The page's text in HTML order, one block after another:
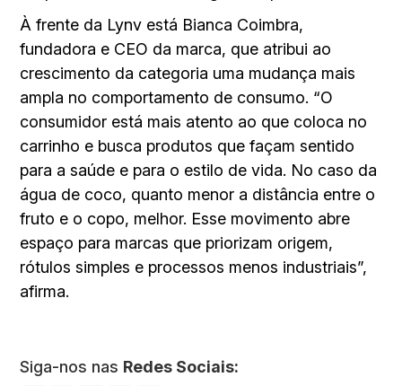
À frente da Lynv está Bianca Coimbra,
fundadora e CEO da marca, que atribui ao
crescimento da categoria uma mudança mais
ampla no comportamento de consumo. “O
consumidor está mais atento ao que coloca no
carrinho e busca produtos que façam sentido
para a saúde e para o estilo de vida. No caso da
água de coco, quanto menor a distância entre o
fruto e o copo, melhor. Esse movimento abre
espaço para marcas que priorizam origem,
rótulos simples e processos menos industriais”,
afirma.
Siga-nos nas Redes Sociais: